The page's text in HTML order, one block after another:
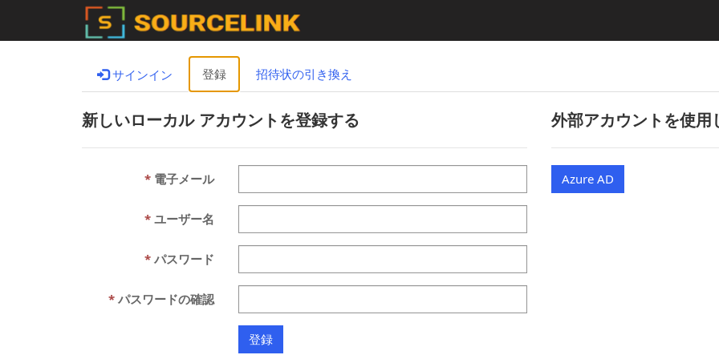
サインイン 登録 招待状の引き換え
新しいローカル アカウントを登録する
電子メール
ユーザー名
パスワード
パスワードの確認
外部アカウントを使用
Azure AD